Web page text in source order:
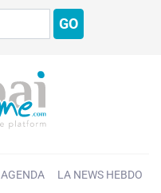
GO
AGENDA LA NEWS HEBDO